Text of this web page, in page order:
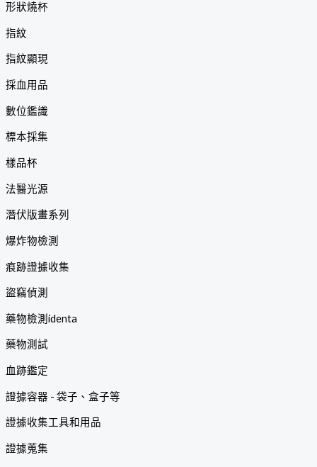
形狀燒杯
指紋
指紋顯現
採血用品
數位鑑識
標本採集
樣品杯
法醫光源
潛伏版畫系列
爆炸物檢測
痕跡證據收集
盜竊偵測
藥物檢測identa
藥物測試
血跡鑑定
證據容器 - 袋子、盒子等
證據收集工具和用品
證據蒐集